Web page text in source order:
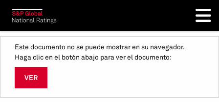
Este documento no se puede mostrar en su navegador.
Haga clic en el botón abajo para ver el documento:
VER